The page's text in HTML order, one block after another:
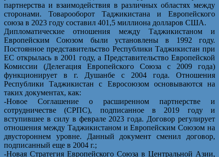
партнерства и взаимодействия в различных областях между
сторонами. Товарооборот Таджикистана и Европейского
союза в 2023 году составил 401,5 миллиона долларов США.
Дипломатические отношения между Таджикистаном и
Европейским Союзом были установлены в 1992 году.
Постоянное представительство Республики Таджикистан при
ЕС открылась в 2001 году, а Представительство Европейской
Комиссии (Делегация Европейского Союза с 2009 года)
функционирует в г. Душанбе с 2004 года. Отношения
Республики Таджикистан с Евросоюзом основываются на
таких документах, как:
-Новое Соглашение о расширенном партнерстве и
сотрудничестве (СРПС), подписанное в 2019 году и
вступившее в силу в феврале 2023 года. Договор регулирует
отношения между Таджикистаном и Европейским Союзом на
двустороннем уровне. Данный документ сменил договор,
подписанный еще в 2004 г.;
-Новая Стратегия Европейского Союза в Центральной Азии,